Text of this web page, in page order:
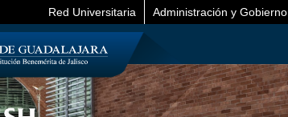
Red Universitaria Administración y Gobierno